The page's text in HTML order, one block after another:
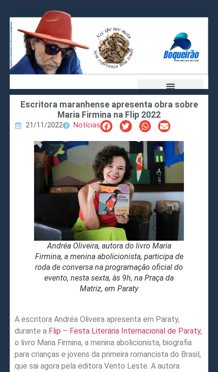
Escritora maranhense apresenta obra sobre
Maria Firmina na Flip 2022
21/11/2022 Notícias
Andréa Oliveira, autora do livro Maria
Firmina, a menina abolicionista, participa de
roda de conversa na programação oficial do
evento, nesta sexta, às 9h, na Praça da
Matriz, em Paraty
A escritora Andréa Oliveira apresenta em Paraty,
durante a Flip – Festa Literária Internacional de Paraty,
o livro Maria Firmina, a menina abolicionista, biografia
para crianças e jovens da primeira romancista do Brasil,
que sai agora pela editora Vento Leste. A autora